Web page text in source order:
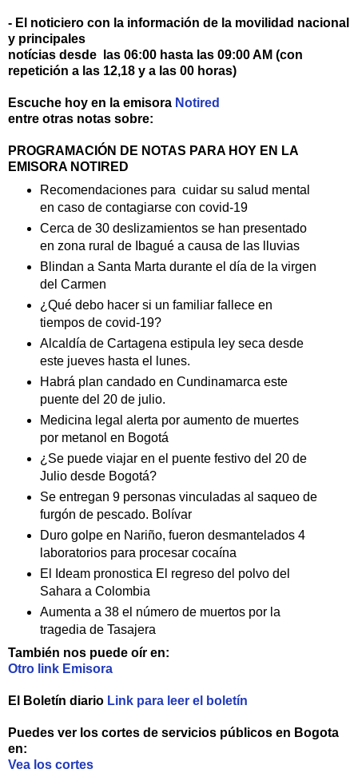
- El noticiero con la información de la movilidad nacional
y principales
notícias desde las 06:00 hasta las 09:00 AM (con
repetición a las 12,18 y a las 00 horas)
Escuche hoy en la emisora Notired
entre otras notas sobre:
PROGRAMACIÓN DE NOTAS PARA HOY EN LA
EMISORA NOTIRED
Recomendaciones para cuidar su salud mental
en caso de contagiarse con covid-19
Cerca de 30 deslizamientos se han presentado
en zona rural de Ibagué a causa de las lluvias
Blindan a Santa Marta durante el día de la virgen
del Carmen
¿Qué debo hacer si un familiar fallece en
tiempos de covid-19?
Alcaldía de Cartagena estipula ley seca desde
este jueves hasta el lunes.
Habrá plan candado en Cundinamarca este
puente del 20 de julio.
Medicina legal alerta por aumento de muertes
por metanol en Bogotá
¿Se puede viajar en el puente festivo del 20 de
Julio desde Bogotá?
Se entregan 9 personas vinculadas al saqueo de
furgón de pescado. Bolívar
Duro golpe en Nariño, fueron desmantelados 4
laboratorios para procesar cocaína
El Ideam pronostica El regreso del polvo del
Sahara a Colombia
Aumenta a 38 el número de muertos por la
tragedia de Tasajera
También nos puede oír en:
Otro link Emisora
El Boletín diario Link para leer el boletín
Puedes ver los cortes de servicios públicos en Bogota
en:
Vea los cortes